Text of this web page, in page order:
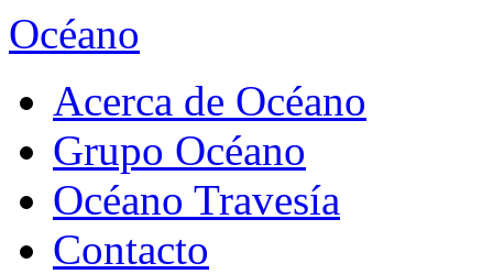
Océano
Acerca de Océano
Grupo Océano
Océano Travesía
Contacto